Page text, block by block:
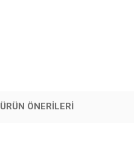
ÜRÜN ÖNERILERI